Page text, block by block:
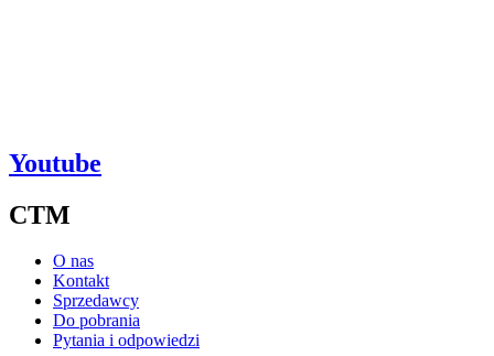
Youtube
CTM
O nas
Kontakt
Sprzedawcy
Do pobrania
Pytania i odpowiedzi